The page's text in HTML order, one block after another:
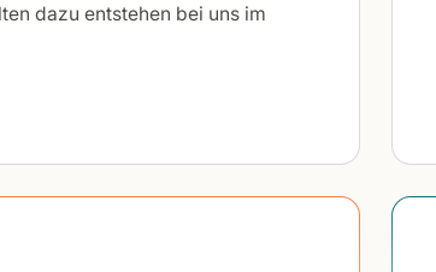
dazu entstehen bei uns im